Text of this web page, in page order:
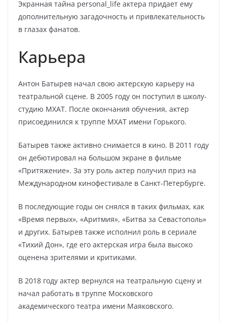
Экранная тайна personal_life актера придает ему
дополнительную загадочность и привлекательность
в глазах фанатов.
Карьера
Антон Батырев начал свою актерскую карьеру на
театральной сцене. В 2005 году он поступил в школу-
студию МХАТ. После окончания обучения, актер
присоединился к труппе МХАТ имени Горького.
Батырев также активно снимается в кино. В 2011 году
он дебютировал на большом экране в фильме
«Притяжение». За эту роль актер получил приз на
Международном кинофестивале в Санкт-Петербурге.
В последующие годы он снялся в таких фильмах, как
«Время первых», «Аритмия», «Битва за Севастополь»
и других. Батырев также исполнил роль в сериале
«Тихий Дон», где его актерская игра была высоко
оценена зрителями и критиками.
В 2018 году актер вернулся на театральную сцену и
начал работать в труппе Московского
академического театра имени Маяковского.